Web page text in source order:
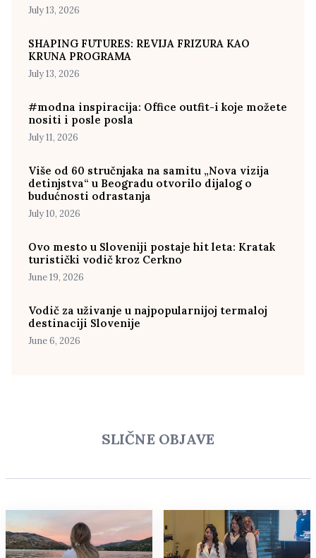
July 13, 2026
SHAPING FUTURES: REVIJA FRIZURA KAO
KRUNA PROGRAMA
July 13, 2026
#modna inspiracija: Office outfit-i koje možete
nositi i posle posla
July 11, 2026
Više od 60 stručnjaka na samitu „Nova vizija
detinjstva“ u Beogradu otvorilo dijalog o
budućnosti odrastanja
July 10, 2026
Ovo mesto u Sloveniji postaje hit leta: Kratak
turistički vodič kroz Cerkno
June 19, 2026
Vodič za uživanje u najpopularnijoj termaloj
destinaciji Slovenije
June 6, 2026
SLIČNE OBJAVE